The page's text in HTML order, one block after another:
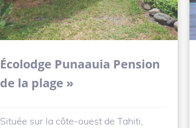
Écolodge Punaauia Pension
de la plage »
Située sur la côte-ouest de Tahiti,